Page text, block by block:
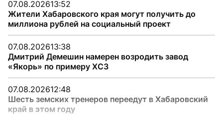
07.08.202613:52
Жители Хабаровского края могут получить до
миллиона рублей на социальный проект
07.08.202613:38
Дмитрий Демешин намерен возродить завод
«Якорь» по примеру ХСЗ
07.08.202612:48
Шесть земских тренеров переедут в Хабаровский
край в этом году